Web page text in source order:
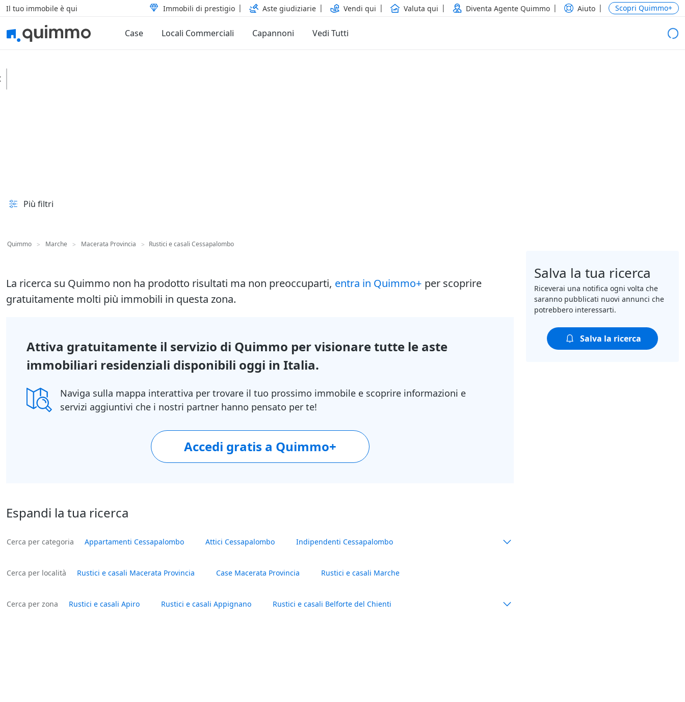
Il tuo immobile è qui Immobili di prestigio Aste giudiziarie Vendi qui Valuta qui Diventa Agente Quimmo Aiuto Scopri Quimmo+
Case Locali Commerciali Capannoni Vedi Tutti
Più filtri
Quimmo > Marche > Macerata Provincia > Rustici e casali Cessapalombo
La ricerca su Quimmo non ha prodotto risultati ma non preoccuparti, entra in Quimmo+ per scoprire
gratuitamente molti più immobili in questa zona.
Attiva gratuitamente il servizio di Quimmo per visionare tutte le aste
immobiliari residenziali disponibili oggi in Italia.
Naviga sulla mappa interattiva per trovare il tuo prossimo immobile e scoprire informazioni e
servizi aggiuntivi che i nostri partner hanno pensato per te!
Accedi gratis a Quimmo+
Espandi la tua ricerca
Cerca per categoria Appartamenti Cessapalombo Attici Cessapalombo Indipendenti Cessapalombo
Cerca per località Rustici e casali Macerata Provincia Case Macerata Provincia Rustici e casali Marche
Cerca per zona Rustici e casali Apiro Rustici e casali Appignano Rustici e casali Belforte del Chienti
Salva la tua ricerca
Riceverai una notifica ogni volta che
saranno pubblicati nuovi annunci che
potrebbero interessarti.
Salva la ricerca